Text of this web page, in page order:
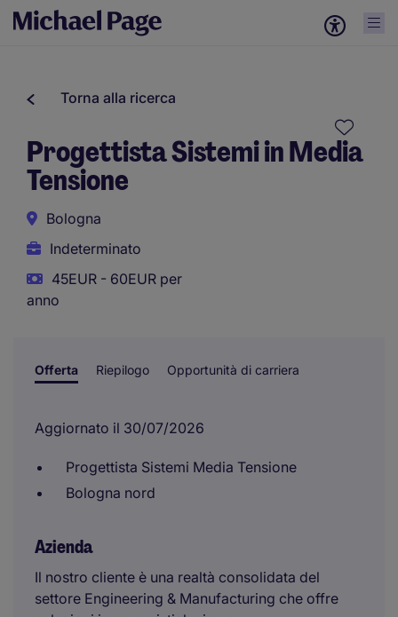
Torna alla ricerca
Progettista Sistemi in Media
Tensione
Bologna
Indeterminato
45EUR - 60EUR per
anno
Offerta Riepilogo Opportunità di carriera
Aggiornato il 30/07/2026
Progettista Sistemi Media Tensione
Bologna nord
Azienda
Il nostro cliente è una realtà consolidata del
settore Engineering & Manufacturing che offre